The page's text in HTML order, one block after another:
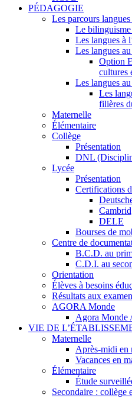
PÉDAGOGIE
Les parcours
Le
Les langues à
Les langues
Option
cultures
Les langues
Les
filières
Maternelle
Élémentaire
Collège
Présentation
DNL
Lycée
Présentation
Certifications
DELE
Bourses de
Centre de
B.C.D. au
C.D.I. au
Orientation
Élèves à besoins
Résultats aux
AGORA Monde
Agora Monde
VIE DE
Maternelle
Après-midi en
Vacances en
Élémentaire
Étude
Secondaire : collège